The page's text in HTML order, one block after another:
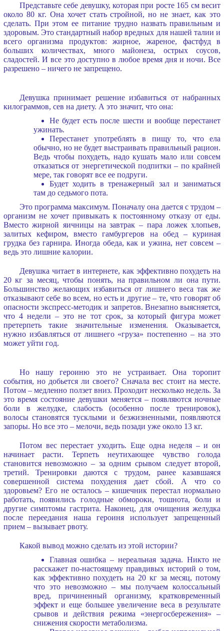
Представьте себе девушку, которая при росте 165 см весит
около 80 кг. Она хочет стать стройной, но не знает, как это
сделать. При этом ее питание трудно назвать правильным и
здоровым. Это стандартный набор вредных для нашей талии и
всего организма продуктов: жирное, жареное, фастфуд в
больших количествах, много майонеза, острых соусов,
сладостей. И все это доступно в любое время дня и ночи. Все
разрешено – ничего не запрещено.
Девушка принимает решение избавиться от набранных
килограммов, сев на диету. А это значит, что она:
Не будет есть после шести и вообще перестанет
ужинать.
Перестанет употреблять в пищу то, что ела
обычно, но не будет выстраивать правильный рацион.
Ведь чтобы похудеть, надо кушать мало или совсем
отказаться от энергетической подпитки – по крайней
мере, так говорят все ее подруги.
Будет ходить в тренажерный зал и заниматься
там до седьмого пота.
Это программа максимум. Поначалу она дается с трудом –
организм не хочет привыкать к постоянному отказу от еды.
Вместо жирной яичницы на завтрак – пара ложек хлопьев,
залитых кефиром, вместо гамбургеров на обед – куриная
грудка без гарнира. Иногда обеда, как и ужина, нет совсем –
ведь это лишние калории.
Девушка читает в интернете, как эффективно похудеть на
20 кг за месяц, чтобы понять, на правильном ли она пути.
Большинство желающих избавиться от лишнего веса так же
отказывают себе во всем, но есть и другие – те, что говорят об
опасности экспресс-методик и запретов. Внезапно выясняется,
что 4 недели – это не тот срок, за который фигура может
претерпеть такие значительные изменения. Оказывается,
нужно избавляться от лишнего «груза» постепенно – на это
может уйти год.
Но нашу героиню это не устраивает. Она торопит
события, но добьется ли своего? Сначала вес стоит на месте.
Потом – медленно ползет вниз. Проходит несколько недель. За
это время состояние девушки меняется – появляются ночные
боли в желудке, слабость (особенно после тренировок),
волосы становятся тусклыми и безжизненными, появляются
запоры. Но все это – мелочи, ведь позади уже около 13 кг.
Потом вес перестает уходить. Еще одна неделя – и он
начинает расти. Терпеть неутихающее чувство голода
становится невозможно – за одним срывом следует второй,
третий. Тренировки даются с трудом, ранее казавшаяся
совершенной система похудения дает сбой. А что со
здоровьем? Его не осталось – кишечник перестал нормально
работать, появились голодные обмороки, тошнота, боли и
другие симптомы гастрита. Наконец, для очищения желудка
после переедания наша героиня использует запрещенный
прием – вызывает рвоту.
Какой вывод можно сделать из этой истории?
Главная ошибка – нереальная задача. Никто не
расскажет по-настоящему правдивых историй о том,
как эффективно похудеть на 20 кг за месяц, потому
что это невозможно – мы получаем колоссальный
вред, причиненный организму, кратковременный
эффект и еще большее увеличение веса в результате
срывов и действия режима «энергосбережения» –
снижения скорости метаболизма.